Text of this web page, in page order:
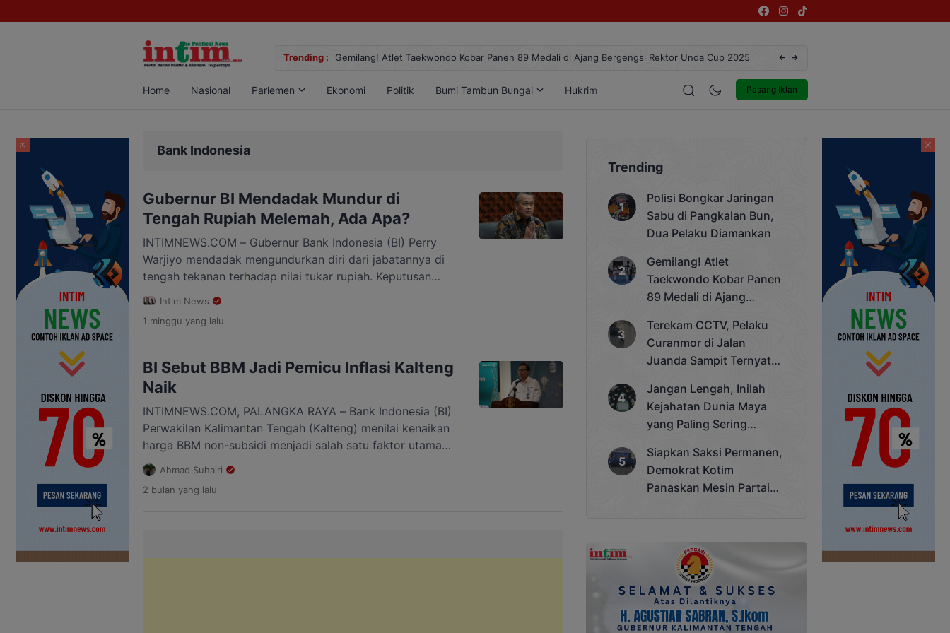
Trending :
Sabu di Pangkalan Bun, Dua Pelaku Diamankan Gemilang! Atlet Taekwondo Kobar Panen 89 Medali di Ajang Bergengsi Rektor Unda Cup 2025 Terekam CCTV, Pelaku Curanmor di
Pasang Iklan
Home Nasional Parlemen Ekonomi Politik Bumi Tambun Bungai Hukrim Entertainment
Bank Indonesia
Gubernur BI Mendadak Mundur di
Tengah Rupiah Melemah, Ada Apa?
INTIMNEWS.COM – Gubernur Bank Indonesia (BI) Perry
Warjiyo mendadak mengundurkan diri dari jabatannya di
tengah tekanan terhadap nilai tukar rupiah. Keputusan
tersebut disampaikan setelah Perry mengirimkan surat
pengunduran diri kepada Presiden Prabowo Subianto.
Menteri Sekretaris Negara (Mensesneg) Prasetyo Hadi
pemerintah pada Minggu, 26 Juli 2026. Presiden kemudian
menerima pengunduran […]
Intim News
1 minggu yang lalu
BI Sebut BBM Jadi Pemicu Inflasi Kalteng
Naik
INTIMNEWS.COM, PALANGKA RAYA – Bank Indonesia (BI)
Perwakilan Kalimantan Tengah (Kalteng) menilai kenaikan
harga BBM non-subsidi menjadi salah satu faktor utama
yang mendorong inflasi di Kalteng pada Mei 2026. Kepala
Perwakilan Bank Indonesia Kalteng, Yuliansah Andrias,
mengatakan kondisi tahun ini berbeda dari pola biasanya.
Ahmad Suhairi
2 bulan yang lalu
Trending
Polisi Bongkar Jaringan
Sabu di Pangkalan Bun,
Dua Pelaku Diamankan
Gemilang! Atlet
Taekwondo Kobar Panen
89 Medali di Ajang
Cup 2025
Terekam CCTV, Pelaku
Curanmor di Jalan
Juanda Sampit Ternyata
Jangan Lengah, Inilah
Kejahatan Dunia Maya
yang Paling Sering
Siapkan Saksi Permanen,
Demokrat Kotim
Panaskan Mesin Partai